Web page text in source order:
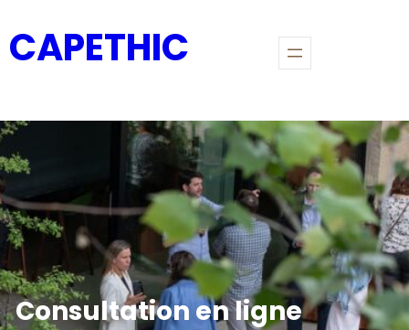
CAPETHIC
Consultation en ligne